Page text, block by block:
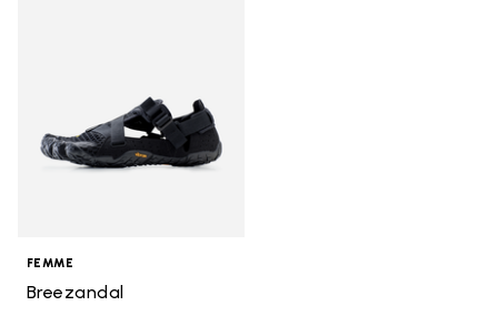
FEMME
Breezandal